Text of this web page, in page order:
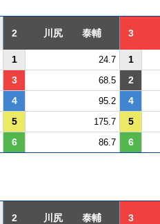
2 川尻 泰輔 3
1 24.7
1
3 68.5
2
4 95.2
4
5 175.7
5
6 86.7 6
2 川尻 泰輔 3